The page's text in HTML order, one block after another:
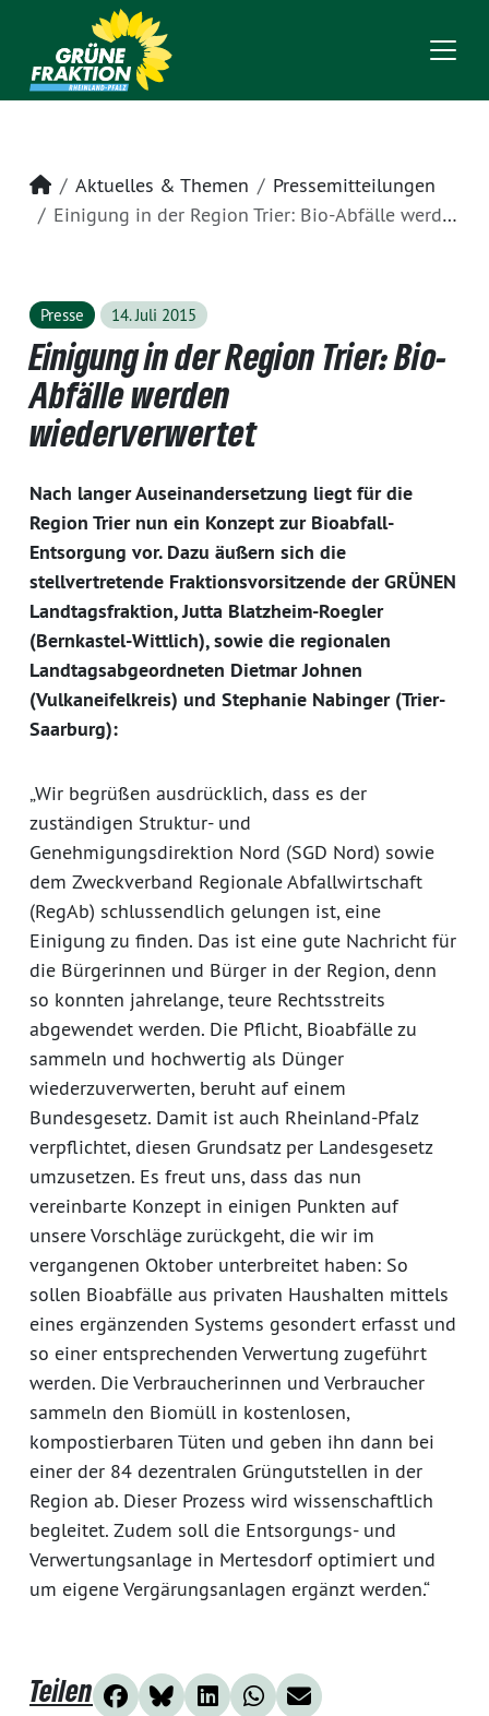
Startseite
Aktuelles & Themen
Pressemitteilungen
Einigung in der Region Trier: Bio-Abfälle werden wiederverwertet
Presse 14. Juli 2015
Einigung in der Region Trier: Bio-
Abfälle werden
wiederverwertet
Nach langer Auseinandersetzung liegt für die
Region Trier nun ein Konzept zur Bioabfall-
Entsorgung vor. Dazu äußern sich die
stellvertretende Fraktionsvorsitzende der GRÜNEN
Landtagsfraktion, Jutta Blatzheim-Roegler
(Bernkastel-Wittlich), sowie die regionalen
Landtagsabgeordneten Dietmar Johnen
(Vulkaneifelkreis) und Stephanie Nabinger (Trier-
Saarburg):
„Wir begrüßen ausdrücklich, dass es der
zuständigen Struktur- und
Genehmigungsdirektion Nord (SGD Nord) sowie
dem Zweckverband Regionale Abfallwirtschaft
(RegAb) schlussendlich gelungen ist, eine
Einigung zu finden. Das ist eine gute Nachricht für
die Bürgerinnen und Bürger in der Region, denn
so konnten jahrelange, teure Rechtsstreits
abgewendet werden. Die Pflicht, Bioabfälle zu
sammeln und hochwertig als Dünger
wiederzuverwerten, beruht auf einem
Bundesgesetz. Damit ist auch Rheinland-Pfalz
verpflichtet, diesen Grundsatz per Landesgesetz
umzusetzen. Es freut uns, dass das nun
vereinbarte Konzept in einigen Punkten auf
unsere Vorschläge zurückgeht, die wir im
vergangenen Oktober unterbreitet haben: So
sollen Bioabfälle aus privaten Haushalten mittels
eines ergänzenden Systems gesondert erfasst und
so einer entsprechenden Verwertung zugeführt
werden. Die Verbraucherinnen und Verbraucher
sammeln den Biomüll in kostenlosen,
kompostierbaren Tüten und geben ihn dann bei
einer der 84 dezentralen Grüngutstellen in der
Region ab. Dieser Prozess wird wissenschaftlich
begleitet. Zudem soll die Entsorgungs- und
Verwertungsanlage in Mertesdorf optimiert und
um eigene Vergärungsanlagen ergänzt werden.“
Teilen